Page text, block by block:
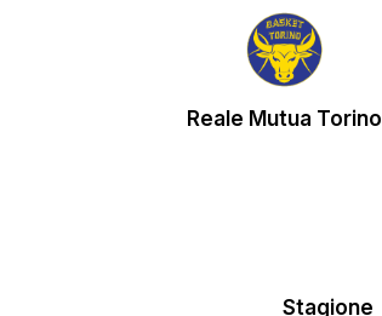
Reale Mutua Torino
Stagione